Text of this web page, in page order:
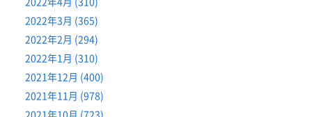
2022年3月 (365)
2022年2月 (294)
2022年1月 (310)
2021年12月 (400)
2021年11月 (978)
2021年10月 (723)